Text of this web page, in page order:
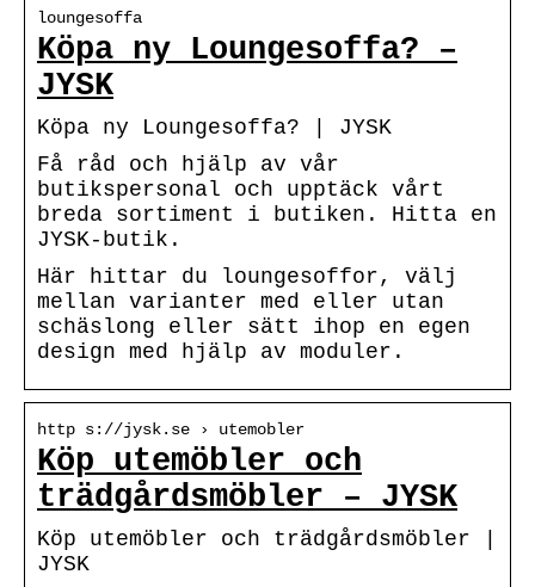
loungesoffa
Köpa ny Loungesoffa? –
JYSK
Köpa ny Loungesoffa? | JYSK
Få råd och hjälp av vår
butikspersonal och upptäck vårt
breda sortiment i butiken. Hitta en
JYSK-butik.
Här hittar du loungesoffor, välj
mellan varianter med eller utan
schäslong eller sätt ihop en egen
design med hjälp av moduler.
http s://jysk.se › utemobler
Köp utemöbler och
trädgårdsmöbler – JYSK
Köp utemöbler och trädgårdsmöbler |
JYSK